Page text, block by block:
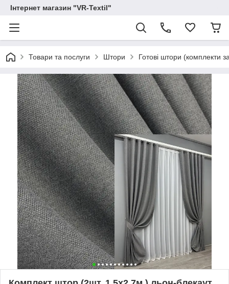
Інтернет магазин "VR-Textil"
Товари та послуги Штори Готові штори (комплекти